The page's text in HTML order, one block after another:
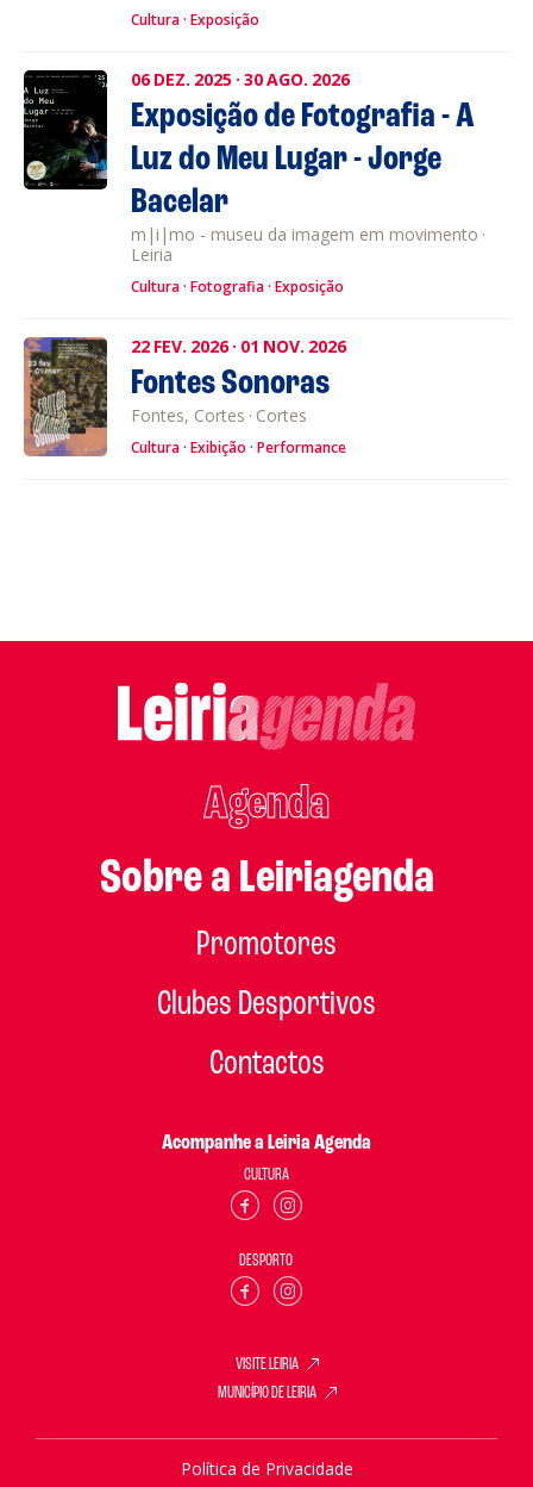
Cultura Exposição
06 DEZ. 2025 · 30AGO. 2026
Exposição de Fotografia - A
Luz do Meu Lugar - Jorge
Bacelar
m|i|mo - museu da imagem em movimento ·
Leiria
Cultura Fotografia Exposição
22 FEV. 2026 · 01 NOV. 2026
Fontes Sonoras
Fontes, Cortes · Cortes
Cultura Exibição Performance
Agenda
Sobre a Leiriagenda
Promotores
Clubes Desportivos
Contactos
Acompanhe a Leiria Agenda
CULTURA
DESPORTO
VISITE LEIRIA
MUNICÍPIO DE LEIRIA
Política de Privacidade